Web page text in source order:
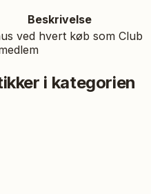
Beskrivelse
ved hvert køb som Club
i kategorien